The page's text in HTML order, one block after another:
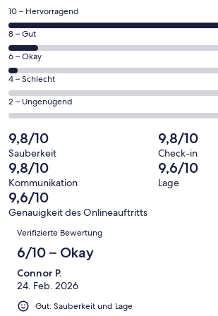
einem
neuen
Fenster
geöffnet
27
von
insgesamt
31
Gästebewertungen
haben
eine
Bewertung
von
10
-
Hervorragend
10 – Hervorragend
3
von
insgesamt
31
Gästebewertungen
haben
Bewertung
von
8
-
Gut
8 – Gut
1
von
insgesamt
31
Gästebewertungen
haben
eine
Bewertung
von
6
-
Okay
6 – Okay
0
von
insgesamt
Gästebewertungen
haben
eine
Bewertung
von
4
Schlecht
4 – Schlecht
0
von
insgesamt
31
Gästebewertungen
haben
eine
Bewertung
Ungenügend
2 – Ungenügend
9,8/10
Sauberkeit
9,8/10
Check-in
9,8/10
Kommunikation
9,6/10
Lage
9,6/10
Genauigkeit des Onlineauftritts
Bewertungen
Verifizierte Bewertung
6/10 – Okay
Connor P.
24. Feb. 2026
Gut: Sauberkeit und Lage